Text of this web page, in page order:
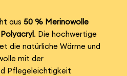
aus 50 % Merinowolle
. Die hochwertige
die natürliche Wärme und
mit der
Pflegeleichtigkeit